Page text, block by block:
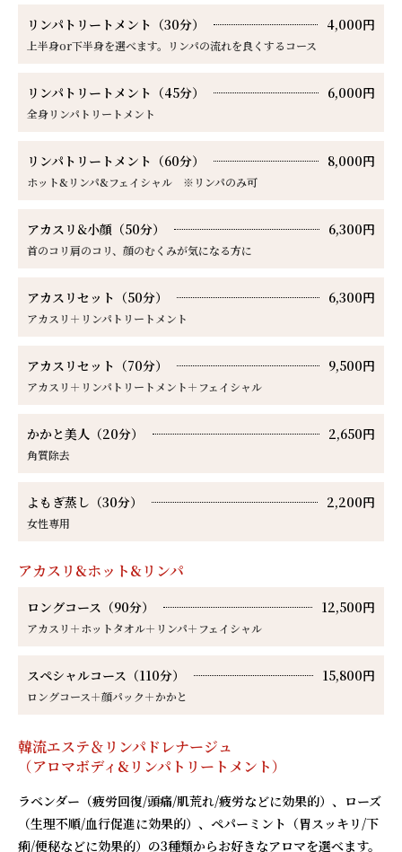
リンパトリートメント（30分） 4,000円
上半身or下半身を選べます。リンパの流れを良くするコース
リンパトリートメント（45分） 6,000円
全身リンパトリートメント
リンパトリートメント（60分） 8,000円
ホット&リンパ&フェイシャル ※リンパのみ可
アカスリ&小顔（50分） 6,300円
首のコリ肩のコリ、顔のむくみが気になる方に
アカスリセット（50分） 6,300円
アカスリ＋リンパトリートメント
アカスリセット（70分） 9,500円
アカスリ＋リンパトリートメント＋フェイシャル
かかと美人（20分） 2,650円
角質除去
よもぎ蒸し（30分） 2,200円
女性専用
アカスリ&ホット&リンパ
ロングコース（90分） 12,500円
アカスリ＋ホットタオル＋リンパ＋フェイシャル
スペシャルコース（110分） 15,800円
ロングコース＋顔パック＋かかと
韓流エステ＆リンパドレナージュ
（アロマボディ&リンパトリートメント）
ラベンダー（疲労回復/頭痛/肌荒れ/疲労などに効果的）、ローズ
（生理不順/血行促進に効果的）、ペパーミント（胃スッキリ /下
痢/便秘などに効果的）の3種類からお好きなアロマを選べます。